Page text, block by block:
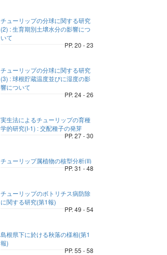
チューリップの分球に関する研究
(2) : 生育期別土壌水分の影響につ
いて
PP. 20 - 23
チューリップの分球に関する研究
(3) : 球根貯蔵温度並びに湿度の影
響について
PP. 24 - 26
実生法によるチューリップの育種
学的研究(I-1) : 交配種子の発芽
PP. 27 - 30
チューリップ属植物の核型分析(II)
PP. 31 - 48
チューリップのボトリチス病防除
に関する研究(第1報)
PP. 49 - 54
島根県下に於ける秋落の様相(第1
報)
PP. 55 - 58